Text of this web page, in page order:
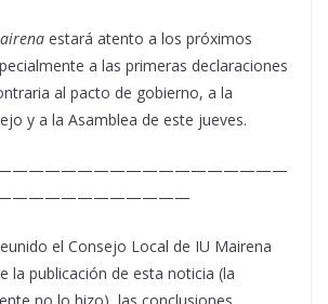
estará atento a los próximos
a las primeras declaraciones
al pacto de gobierno, a la
y a la Asamblea de este jueves.
el Consejo Local de IU Mairena
la publicación de esta noticia (la
no lo hizo), las conclusiones